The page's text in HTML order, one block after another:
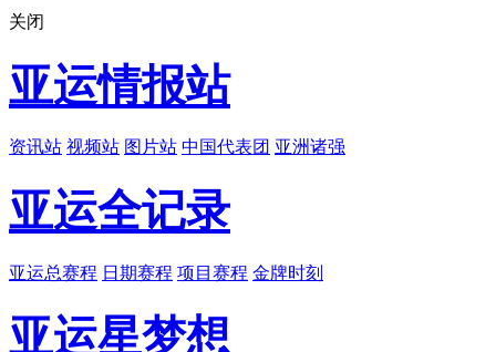
关闭
亚运情报站
资讯站 视频站 图片站 中国代表团 亚洲诸强
亚运全记录
亚运总赛程 日期赛程 项目赛程 金牌时刻
亚运星梦想